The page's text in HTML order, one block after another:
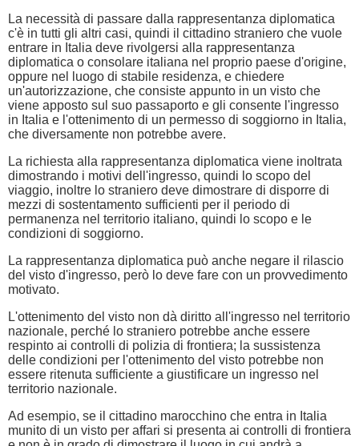
La necessità di passare dalla rappresentanza diplomatica
c'è in tutti gli altri casi, quindi il cittadino straniero che vuole
entrare in Italia deve rivolgersi alla rappresentanza
diplomatica o consolare italiana nel proprio paese d'origine,
oppure nel luogo di stabile residenza, e chiedere
un'autorizzazione, che consiste appunto in un visto che
viene apposto sul suo passaporto e gli consente l'ingresso
in Italia e l'ottenimento di un permesso di soggiorno in Italia,
che diversamente non potrebbe avere.
La richiesta alla rappresentanza diplomatica viene inoltrata
dimostrando i motivi dell'ingresso, quindi lo scopo del
viaggio, inoltre lo straniero deve dimostrare di disporre di
mezzi di sostentamento sufficienti per il periodo di
permanenza nel territorio italiano, quindi lo scopo e le
condizioni di soggiorno.
La rappresentanza diplomatica può anche negare il rilascio
del visto d'ingresso, però lo deve fare con un provvedimento
motivato.
L'ottenimento del visto non dà diritto all'ingresso nel territorio
nazionale, perché lo straniero potrebbe anche essere
respinto ai controlli di polizia di frontiera; la sussistenza
delle condizioni per l'ottenimento del visto potrebbe non
essere ritenuta sufficiente a giustificare un ingresso nel
territorio nazionale.
Ad esempio, se il cittadino marocchino che entra in Italia
munito di un visto per affari si presenta ai controlli di frontiera